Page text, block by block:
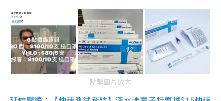
點擊圖片放大